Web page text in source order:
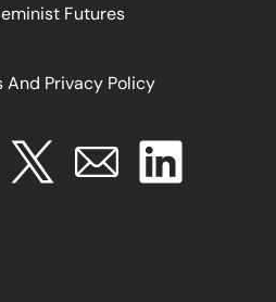
Futures
And Privacy Policy